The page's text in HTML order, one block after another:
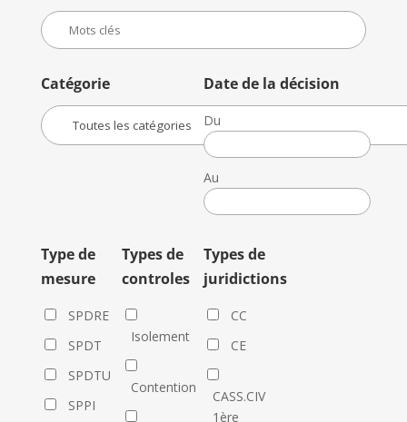
Catégorie Date de la décision
Du
Date
de
la
décision
Au
Date
de
décision
Type de
mesure
SPDRE
SPDT
SPDTU
SPPI
Types de
controles
Isolement
Contention
Types de
juridictions
CC
CE
CASS.CIV
1ère